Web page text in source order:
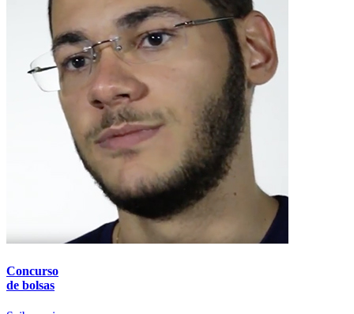
Concurso
de bolsas